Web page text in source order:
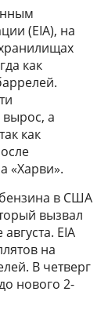
(EIA), на
как
а
как
«Харви».
в США
вызвал
EIA
на
В четверг
нового 2-